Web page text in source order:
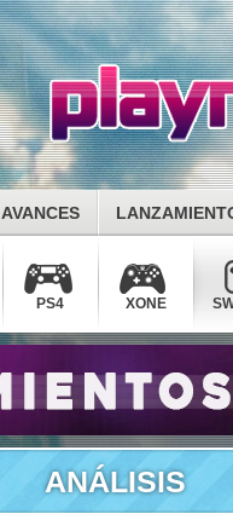
AVANCES
PS4 XONE
ANÁLISIS